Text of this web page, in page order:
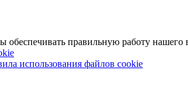
правильную работу нашего
использования файлов cookie